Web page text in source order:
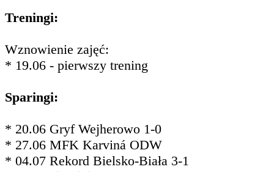
Treningi:
Wznowienie zajęć:
* 19.06 - pierwszy trening
Sparingi:
* 20.06 Gryf Wejherowo 1-0
* 27.06 MFK Karviná ODW
* 04.07 Rekord Bielsko-Biała 3-1